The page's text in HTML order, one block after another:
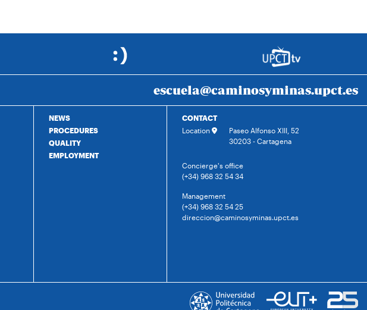
escuela@caminosyminas.upct.es
NEWS
PROCEDURES
QUALITY
EMPLOYMENT
CONTACT
Location
Paseo Alfonso XIII, 52
30203 - Cartagena
Concierge's office
(+34) 968 32 54 34
Management
(+34) 968 32 54 25
direccion@caminosyminas.upct.es